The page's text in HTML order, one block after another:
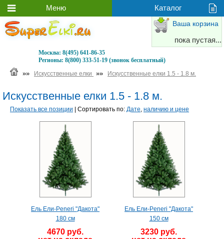
Москва: 8(495) 641-86-35
Регионы: 8(800) 333-51-19 (звонок бесплатный)
Ваша корзина
пока пустая...
»» Искусственные елки »» Искусственные елки 1.5 - 1.8 м.
Искусственные елки 1.5 - 1.8 м.
Показать все позиции | Сортировать по: Дате, наличию и цене
Ель Ели-Peneri "Дакота"
180 см
4670 руб.
Ель Ели-Peneri "Дакота"
150 см
3230 руб.